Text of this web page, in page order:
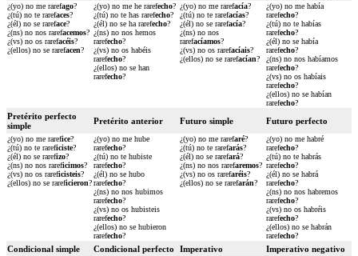
¿(yo) no me rarefago?
¿(tú) no te rarefaces?
¿(él) no se rareface?
¿(ns) no nos rarefacemos?
¿(vs) no os rarefacéis?
¿(ellos) no se rarefacen?
¿(yo) no me he rarefecho?
¿(tú) no te has rarefecho?
¿(él) no se ha rarefecho?
¿(ns) no nos hemos
rarefecho?
¿(vs) no os habéis
rarefecho?
¿(ellos) no se han
rarefecho?
¿(yo) no me rarefacía?
¿(tú) no te rarefacías?
¿(él) no se rarefacía?
¿(ns) no nos
rarefacíamos?
¿(vs) no os rarefacíais?
¿(ellos) no se rarefacían?
¿(yo) no me había
rarefecho?
¿(tú) no te habías
rarefecho?
¿(él) no se había
rarefecho?
¿(ns) no nos habíamos
rarefecho?
¿(vs) no os habíais
rarefecho?
¿(ellos) no se habían
rarefecho?
Pretérito perfecto
simple
Pretérito anterior Futuro simple Futuro perfecto
¿(yo) no me rarefice?
¿(tú) no te rareficiste?
¿(él) no se rarefizo?
¿(ns) no nos rareficimos?
¿(vs) no os rareficisteis?
¿(ellos) no se rareficieron?
¿(yo) no me hube
rarefecho?
¿(tú) no te hubiste
rarefecho?
¿(él) no se hubo
rarefecho?
¿(ns) no nos hubimos
rarefecho?
¿(vs) no os hubisteis
rarefecho?
¿(ellos) no se hubieron
rarefecho?
¿(yo) no me rarefaré?
¿(tú) no te rarefarás?
¿(él) no se rarefará?
¿(ns) no nos rarefaremos?
¿(vs) no os rarefaréis?
¿(ellos) no se rarefarán?
¿(yo) no me habré
rarefecho?
¿(tú) no te habrás
rarefecho?
¿(él) no se habrá
rarefecho?
¿(ns) no nos habremos
rarefecho?
¿(vs) no os habréis
rarefecho?
¿(ellos) no se habrán
rarefecho?
Condicional simple Condicional perfecto Imperativo Imperativo negativo